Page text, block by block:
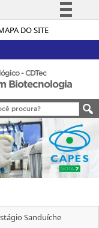
DO SITE
à informação
Legislação
Canais
- CDTec
Biotecnologia
Sanduíche